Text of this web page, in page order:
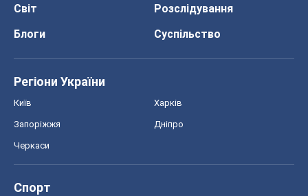
Світ
Розслідування
Блоги
Суспільство
Регіони України
Київ Харків
Запоріжжя Дніпро
Черкаси
Спорт